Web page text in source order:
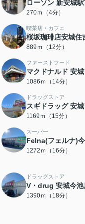
ローソン 新安城
270ｍ（4分）
喫茶店・カフェ
桜坂珈琲店安城住
889ｍ（12分）
ファーストフード
マクドナルド 安
1086ｍ（14分）
ドラッグストア
スギドラッグ 安
1169ｍ（15分）
スーパー
Felna(フェルナ)
1272ｍ（16分）
ドラッグストア
V・drug 安城今池
1390ｍ（18分）